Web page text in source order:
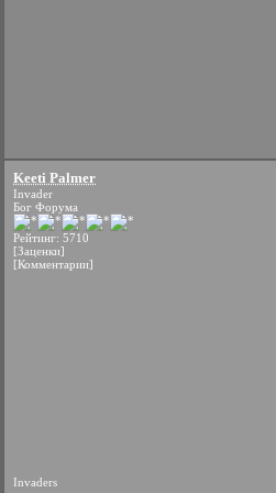
Keeti Palmer
Invader
Бог Форума
Рейтинг: 5710
[Заценки]
[Комментарии]
Invaders